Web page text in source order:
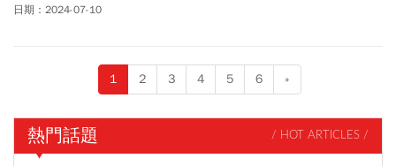
書畫浪潮的推手，這群人展現巧思，讓你我習以為常的紙張，在生
日期：2024-07-10
1 2 3 4 5 6 »
熱門話題 / HOT ARTICLES /